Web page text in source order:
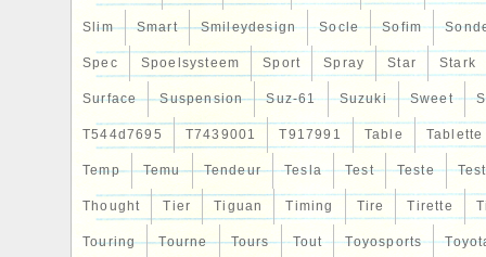
Slim Smart Smileydesign Socle Sofim
Spec Spoelsysteem Sport Spray Star Stark
Surface Suspension Suz-61 Suzuki Sweet
T544d7695 T7439001 T917991 Table Tablette
Temp Temu Tendeur Tesla Test Teste
Thought Tier Tiguan Timing Tire Tirette
Touring Tourne Tours Tout Toyosports